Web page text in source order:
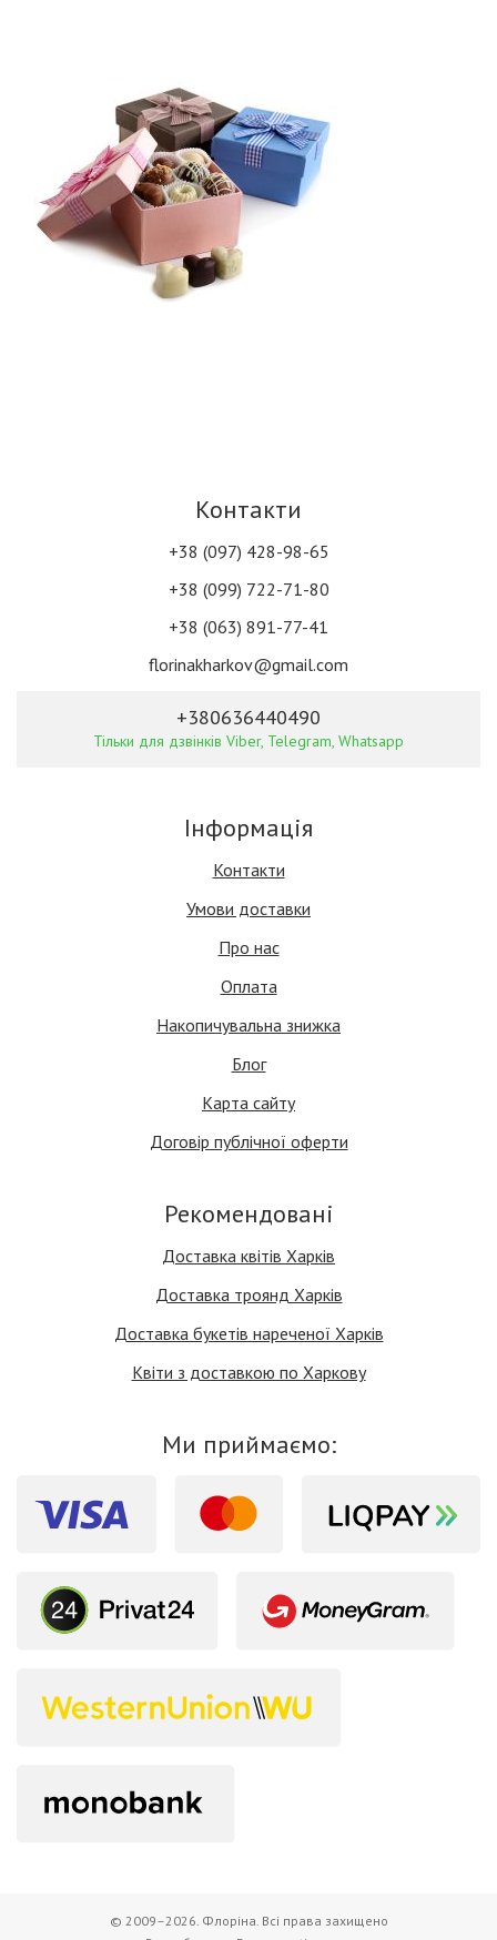
Контакти
+38 (097) 428-98-65
+38 (099) 722-71-80
+38 (063) 891-77-41
florinakharkov@gmail.com
+380636440490
Тільки для дзвінків Viber, Telegram, Whatsapp
Інформація
Контакти
Умови доставки
Про нас
Оплата
Накопичувальна знижка
Блог
Карта сайту
Договір публічної оферти
Рекомендовані
Доставка квітів Харків
Доставка троянд Харків
Доставка букетів нареченої Харків
Квіти з доставкою по Харкову
Ми приймаємо:
© 2009–2026. Флоріна. Всі права захищено